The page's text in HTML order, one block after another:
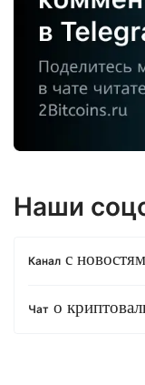
Наши
Канал с
Чат о